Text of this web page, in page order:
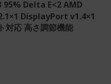
95% Delta E<2 AMD
DisplayPort v1.4×1
対応 高さ調節機能